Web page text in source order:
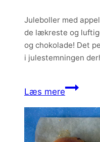
Juleboller med
de lækreste og
og chokolade! Det
i julestemningen
Læs mereJuleboller